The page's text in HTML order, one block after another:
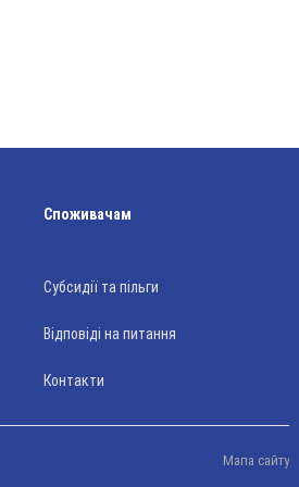
Споживачам
Субсидії та пільги
Відповіді на питання
Контакти
Мапа сайту